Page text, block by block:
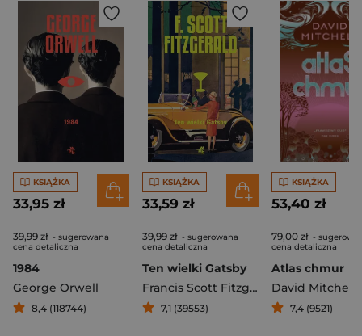
KSIĄŻKA
33,95 zł
39,99 zł - sugerowana
cena detaliczna
1984
George Orwell
8,4 (118744)
KSIĄŻKA
33,59 zł
39,99 zł - sugerowana
cena detaliczna
Ten wielki Gatsby
Francis Scott Fitzgerald
7,1 (39553)
KSIĄŻKA
53,40 zł
79,00 zł -
cena detaliczna
Atlas chmur
David Mitchell
7,4 (9521)